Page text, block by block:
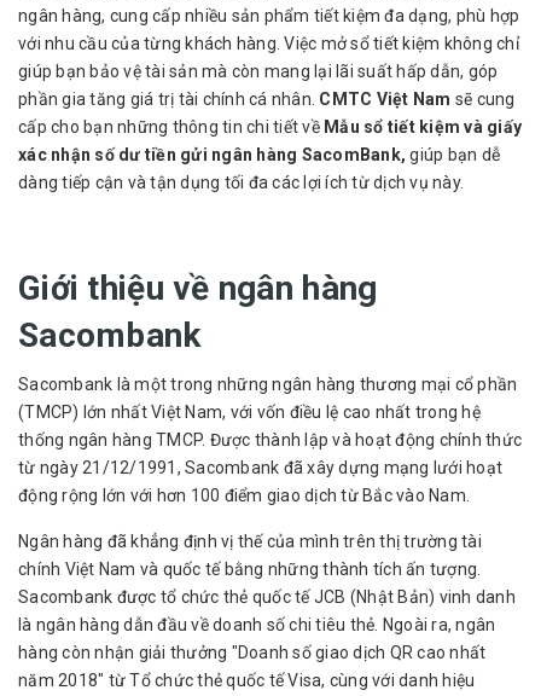
ngân hàng, cung cấp nhiều sản phẩm tiết kiệm đa dạng, phù hợp
với nhu cầu của từng khách hàng. Việc mở sổ tiết kiệm không chỉ
giúp bạn bảo vệ tài sản mà còn mang lại lãi suất hấp dẫn, góp
phần gia tăng giá trị tài chính cá nhân. CMTC Việt Nam sẽ cung
cấp cho bạn những thông tin chi tiết về Mẫu sổ tiết kiệm và giấy
xác nhận số dư tiền gửi ngân hàng SacomBank, giúp bạn dễ
dàng tiếp cận và tận dụng tối đa các lợi ích từ dịch vụ này.
Giới thiệu về ngân hàng
Sacombank
Sacombank là một trong những ngân hàng thương mại cổ phần
(TMCP) lớn nhất Việt Nam, với vốn điều lệ cao nhất trong hệ
thống ngân hàng TMCP. Được thành lập và hoạt động chính thức
từ ngày 21/12/1991, Sacombank đã xây dựng mạng lưới hoạt
động rộng lớn với hơn 100 điểm giao dịch từ Bắc vào Nam.
Ngân hàng đã khẳng định vị thế của mình trên thị trường tài
chính Việt Nam và quốc tế bằng những thành tích ấn tượng.
Sacombank được tổ chức thẻ quốc tế JCB (Nhật Bản) vinh danh
là ngân hàng dẫn đầu về doanh số chi tiêu thẻ. Ngoài ra, ngân
hàng còn nhận giải thưởng "Doanh số giao dịch QR cao nhất
năm 2018" từ Tổ chức thẻ quốc tế Visa, cùng với danh hiệu